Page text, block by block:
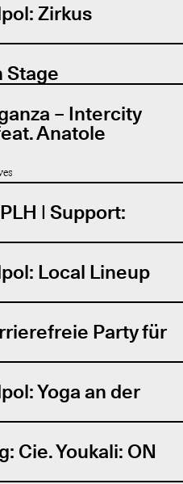
Zirkus
Stage
– Intercity
Anatole
| Support:
Local Lineup
Party für
Yoga an der
Cie. Youkali: ON